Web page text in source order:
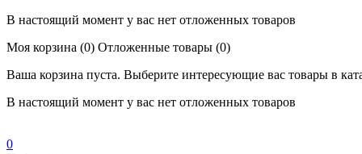
В настоящий момент у вас нет отложенных товаров
Моя корзина (0) Отложенные товары (0)
Ваша корзина пуста. Выберите интересующие вас товары в
В настоящий момент у вас нет отложенных товаров
0